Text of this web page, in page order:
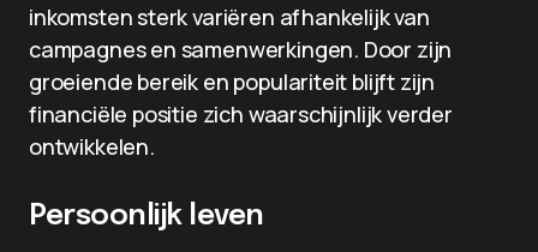
inkomsten sterk variëren afhankelijk van
campagnes en samenwerkingen. Door zijn
groeiende bereik en populariteit blijft zijn
financiële positie zich waarschijnlijk verder
ontwikkelen.
Persoonlijk leven